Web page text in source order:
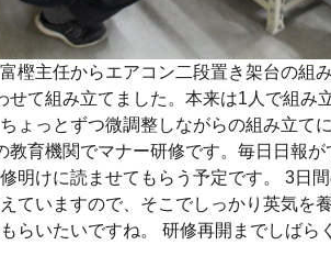
樫主任からエアコン二段置き架台の組
せて組み立てました。本来は1人で組み
ょっとずつ微調整しながらの組み立て
教育機関でマナー研修です。毎日日報が
明けに読ませてもらう予定です。 3日間
ていますので、そこでしっかり英気を
らいたいですね。 研修再開までしばら